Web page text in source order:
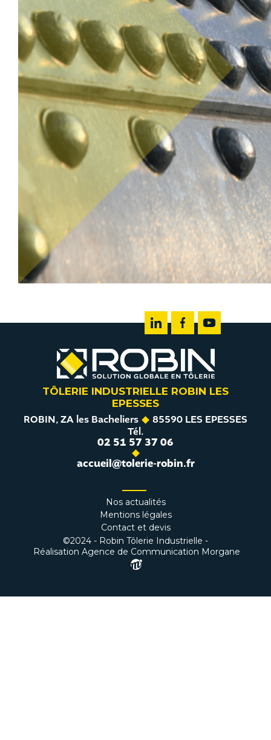
TÔLERIE INDUSTRIELLE ROBIN LES
EPESSES
ROBIN, ZA les Bacheliers
85590 LES EPESSES
Tél.
02 51 57 37 06
accueil@tolerie-robin.fr
Nos actualités
Mentions légales
Contact et devis
©2024 - Robin Tôlerie Industrielle -
Réalisation Agence de Communication Morgane